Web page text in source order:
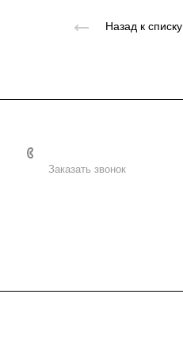
Назад к списку
Заказать звонок